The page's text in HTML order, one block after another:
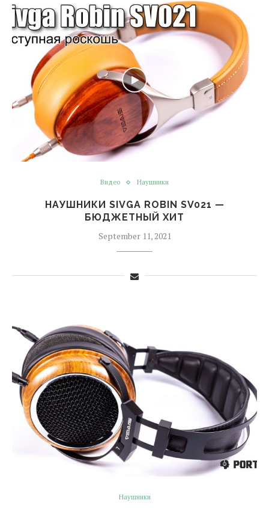
Видео Наушники
НАУШНИКИ SIVGA ROBIN SV021 —
БЮДЖЕТНЫЙ ХИТ
September 11, 2021
Наушники